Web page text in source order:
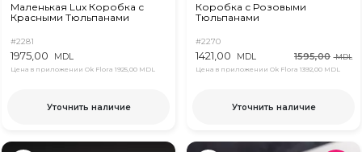
Маленькая Lux Коробка с
Красными Тюльпанами
#2281
1975,00 MDL
Цена в приложении Ok Flora 1925,00 MDL
Уточнить наличие
Коробка с Розовыми
Тюльпанами
#2270
1421,00 MDL 1595,00 MDL
Цена в приложении Ok Flora 1392,00 MDL
Уточнить наличие